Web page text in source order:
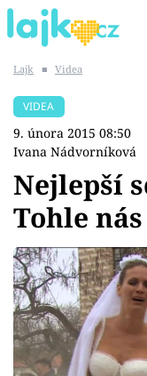
SHOPAHOLICADEL
Témata
Showbyznys
Youtubeři
Virály
Lajk ■ Videa
VIDEA
9. února 2015 08:50
Ivana Nádvorníková
Nejlepší
Tohle